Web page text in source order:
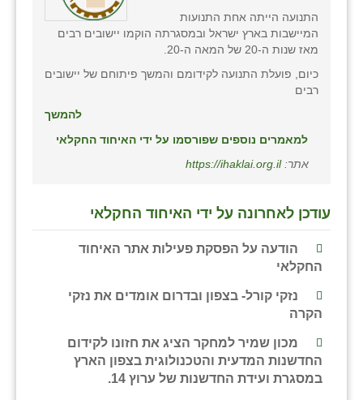
התנועה הייתה אחת התנועות
המיישבות בארץ ישראל ובמסגרתה הוקמו יישובים רבים
מאז שנות ה-20 של המאה ה-20.
כיום, פועלת התנועה לקידומם והמשך פיתוחם של יישובים
רבים
להמשך
למאמרים נוספים שפורסמו על ידי האיחוד החקלאי
אתר:https://ihaklai.org.il
עודכן לאחרונה על ידי האיחוד החקלאי
הודעה על הפסקת פעילות אתר האיחוד
החקלאי
נזקי קורל- בצפון ובדרום אומדים את נזקי
הקרה
מכון שמיר למחקר הציג את חזונו לקידום
החדשנות המדעית והטכנולוגית בצפון הארץ
במסגרת ועידת החדשנות של ערוץ 14.
יד השמונה
כפר ביאליק
כפר הרי״ף
כפר מע״ש
כפר מרדכי
כפר סבא (אגרא)
מגשימים